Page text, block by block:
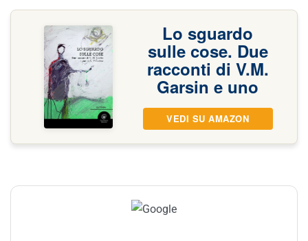
Lo sguardo
sulle cose. Due
racconti di V.M.
Garsin e uno
VEDI SU AMAZON